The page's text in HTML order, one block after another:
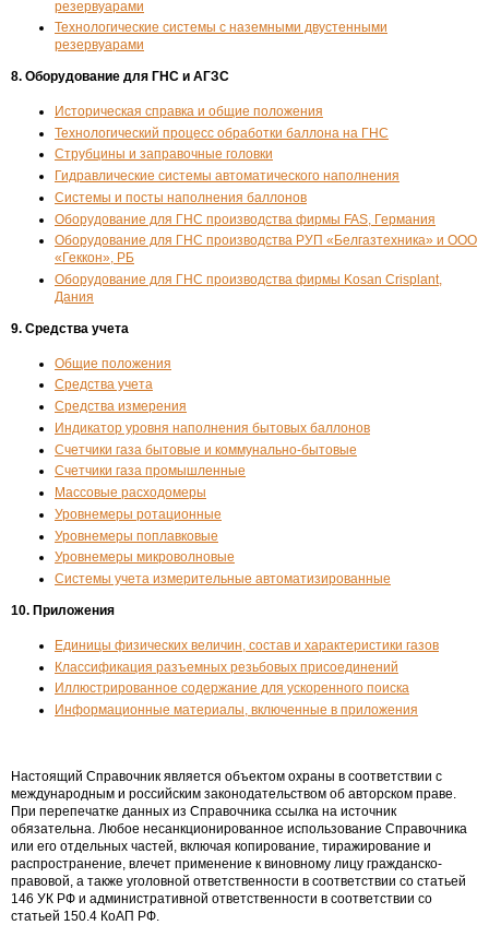
резервуарами
Технологические системы с наземными двустенными
резервуарами
8. Оборудование для ГНС и АГЗС
Историческая справка и общие положения
Технологический процесс обработки баллона на ГНС
Струбцины и заправочные головки
Гидравлические системы автоматического наполнения
Системы и посты наполнения баллонов
Оборудование для ГНС производства фирмы FAS, Германия
Оборудование для ГНС производства РУП «Белгазтехника» и ООО
«Геккон», РБ
Оборудование для ГНС производства фирмы Kosan Crisplant,
Дания
9. Средства учета
Общие положения
Средства учета
Средства измерения
Индикатор уровня наполнения бытовых баллонов
Счетчики газа бытовые и коммунально-бытовые
Счетчики газа промышленные
Массовые расходомеры
Уровнемеры ротационные
Уровнемеры поплавковые
Уровнемеры микроволновые
Системы учета измерительные автоматизированные
10. Приложения
Единицы физических величин, состав и характеристики газов
Классификация разъемных резьбовых присоединений
Иллюстрированное содержание для ускоренного поиска
Информационные материалы, включенные в приложения
Настоящий Справочник является объектом охраны в соответствии с
международным и российским законодательством об авторском праве.
При перепечатке данных из Справочника ссылка на источник
обязательна. Любое несанкционированное использование Справочника
или его отдельных частей, включая копирование, тиражирование и
распространение, влечет применение к виновному лицу гражданско-
правовой, а также уголовной ответственности в соответствии со статьей
146 УК РФ и административной ответственности в соответствии со
статьей 150.4 КоАП РФ.